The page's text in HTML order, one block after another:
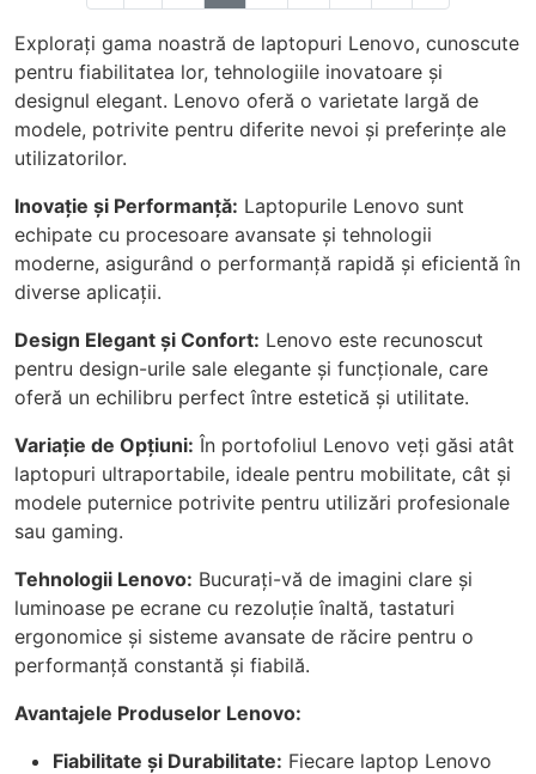
Explorați gama noastră de laptopuri Lenovo, cunoscute
pentru fiabilitatea lor, tehnologiile inovatoare și
designul elegant. Lenovo oferă o varietate largă de
modele, potrivite pentru diferite nevoi și preferințe ale
utilizatorilor.
Inovație și Performanță: Laptopurile Lenovo sunt
echipate cu procesoare avansate și tehnologii
moderne, asigurând o performanță rapidă și eficientă în
diverse aplicații.
Design Elegant și Confort: Lenovo este recunoscut
pentru design-urile sale elegante și funcționale, care
oferă un echilibru perfect între estetică și utilitate.
Variație de Opțiuni: În portofoliul Lenovo veți găsi atât
laptopuri ultraportabile, ideale pentru mobilitate, cât și
modele puternice potrivite pentru utilizări profesionale
sau gaming.
Tehnologii Lenovo: Bucurați-vă de imagini clare și
luminoase pe ecrane cu rezoluție înaltă, tastaturi
ergonomice și sisteme avansate de răcire pentru o
performanță constantă și fiabilă.
Avantajele Produselor Lenovo:
Fiabilitate și Durabilitate: Fiecare laptop Lenovo